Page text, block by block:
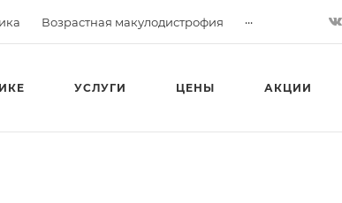
Возрастная макулодистрофия ...
УСЛУГИ ЦЕНЫ АКЦИИ